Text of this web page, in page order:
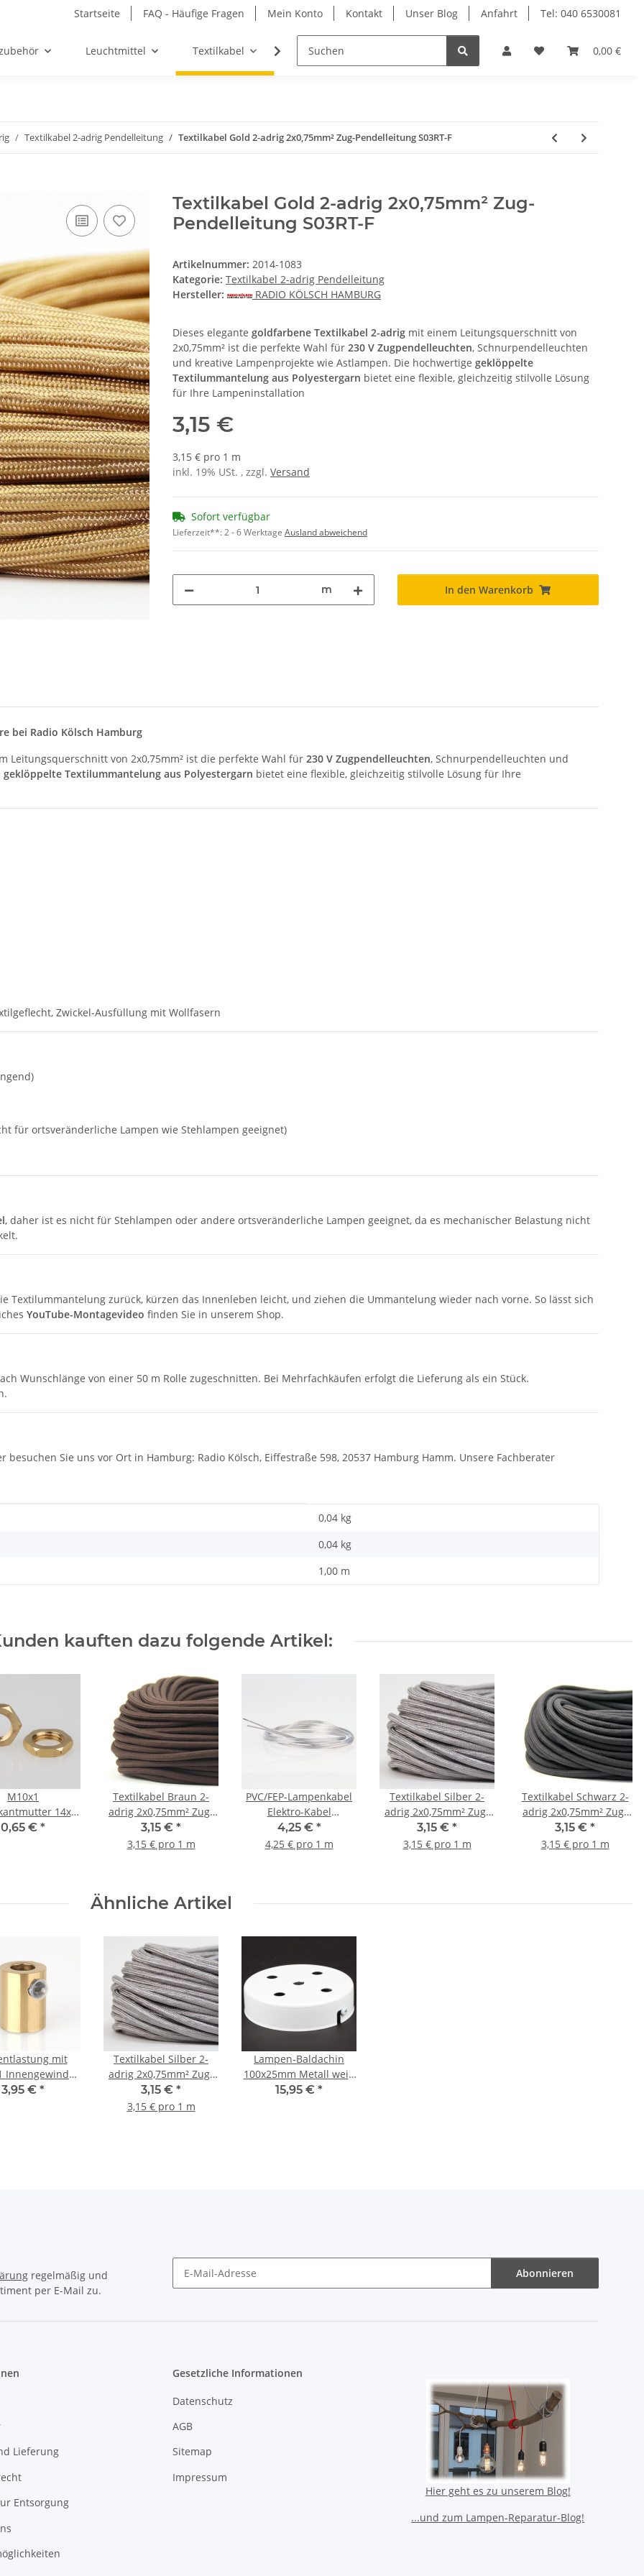
Startseite FAQ - Häufige Fragen Mein Konto Kontakt Unser Blog Anfahrt Tel: 040 6530081
0,00 €
Leuchtmittel Textilkabel Möbel-Ersatzteile
Textilkabel 2-adrig Pendelleitung Textilkabel Gold 2-adrig 2x0,75mm² Zug-Pendelleitung S03RT-F
Textilkabel Gold 2-adrig 2x0,75mm² Zug-
Pendelleitung S03RT-F
Artikelnummer: 2014-1083
Kategorie: Textilkabel 2-adrig Pendelleitung
Hersteller:
RADIO KÖLSCH HAMBURG
Dieses elegante goldfarbene Textilkabel 2-adrig mit einem Leitungsquerschnitt von
2x0,75mm² ist die perfekte Wahl für 230 V Zugpendelleuchten, Schnurpendelleuchten
und kreative Lampenprojekte wie Astlampen. Die hochwertige geklöppelte
Textilummantelung aus Polyestergarn bietet eine flexible, gleichzeitig stilvolle Lösung
für Ihre Lampeninstallation
3,15 €
3,15 € pro 1 m
inkl. 19% USt. , zzgl. Versand
Sofort verfügbar
Lieferzeit**:2 - 6 Werktage Ausland abweichend
m In den Warenkorb
bei Radio Kölsch Hamburg
Leitungsquerschnitt von 2x0,75mm² ist die perfekte Wahl für 230 V Zugpendelleuchten, Schnurpendelleuchten und
geklöppelte Textilummantelung aus Polyestergarn bietet eine flexible, gleichzeitig stilvolle Lösung für Ihre
Zwickel-Ausfüllung mit Wollfasern
für ortsveränderliche Lampen wie Stehlampen geeignet)
, daher ist es nicht für Stehlampen oder andere ortsveränderliche Lampen geeignet, da es mechanischer Belastung nicht
Textilummantelung zurück, kürzen das Innenleben leicht, und ziehen die Ummantelung wieder nach vorne. So lässt sich
YouTube-Montagevideo finden Sie in unserem Shop.
Wunschlänge von einer 50 m Rolle zugeschnitten. Bei Mehrfachkäufen erfolgt die Lieferung als ein Stück.
besuchen Sie uns vor Ort in Hamburg: Radio Kölsch, Eiffestraße 598, 20537 Hamburg Hamm. Unsere Fachberater
0,04 kg
0,04 kg
1,00 m
kauften dazu folgende Artikel:
M10x1
14x3
Messing roh
0,65 € *
Textilkabel Braun 2-
adrig 2x0,75mm² Zug-
Pendelleitung S03RT-F
3,15 € *
3,15 € pro 1 m
PVC/FEP-Lampenkabel
Elektro-Kabel
Stromkabel Flachkabel
transparent 2-adrig,
4,25 € *
4,25 € pro 1 m
Textilkabel Silber 2-
adrig 2x0,75mm² Zug-
Pendelleitung S03RT-F
3,15 € *
3,15 € pro 1 m
Textilkabel Schwarz 2-
adrig 2x0,75mm² Zug-
Pendelleitung S03RT-F
3,15 € *
3,15 € pro 1 m
Ähnliche Artikel
mit
Innengewinde
13x17mm
3,95 € *
Textilkabel Silber 2-
adrig 2x0,75mm² Zug-
Pendelleitung S03RT-F
3,15 € *
3,15 € pro 1 m
Lampen-Baldachin
100x25mm Metall weiß
ohne Zugentlaster für 5
15,95 € *
regelmäßig und
per E-Mail zu.
Abonnieren
Lieferung
Entsorgung
Gesetzliche Informationen
Datenschutz
AGB
Sitemap
Impressum
Hier geht es zu unserem Blog!
...und zum Lampen-Reparatur-Blog!